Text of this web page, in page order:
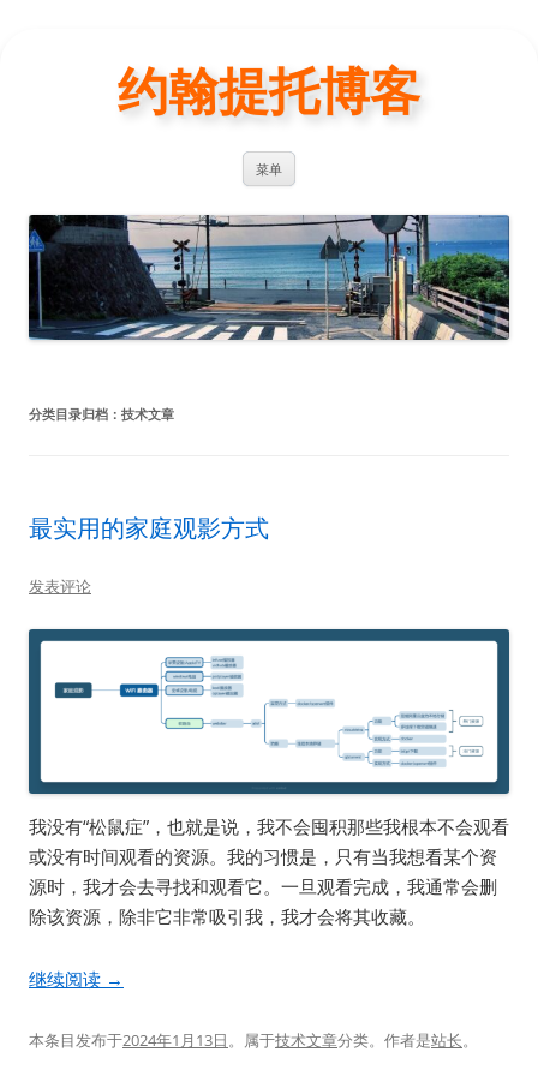
约翰提托博客
菜单
分类目录归档： 技术文章
最实用的家庭观影方式
发表评论
我没有“松鼠症”，也就是说，我不会囤积那些我根本不会观看
或没有时间观看的资源。我的习惯是，只有当我想看某个资
源时，我才会去寻找和观看它。一旦观看完成，我通常会删
除该资源，除非它非常吸引我，我才会将其收藏。
继续阅读 →
本条目发布于2024年1月13日。属于技术文章分类。 作者是站长。